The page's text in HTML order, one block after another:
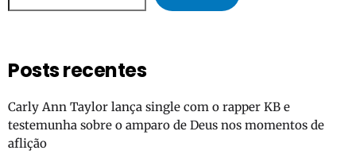
Posts recentes
Carly Ann Taylor lança single com o rapper KB e
testemunha sobre o amparo de Deus nos momentos de
aflição